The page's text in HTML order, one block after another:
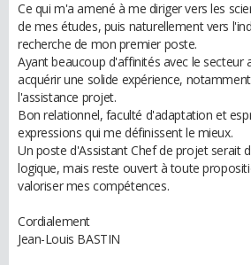
Ce qui m'a amené à me diriger vers les
de mes études, puis naturellement vers
recherche de mon premier poste.
Ayant beaucoup d'affinités avec le secteur
acquérir une solide expérience,
l'assistance projet.
Bon relationnel, faculté d'adaptation et
expressions qui me définissent le mieux.
Un poste d'Assistant Chef de projet serait
logique, mais reste ouvert à toute
valoriser mes compétences.
Cordialement
Jean-Louis BASTIN